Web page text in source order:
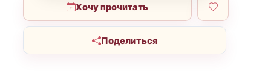
Хочу прочитать
Поделиться